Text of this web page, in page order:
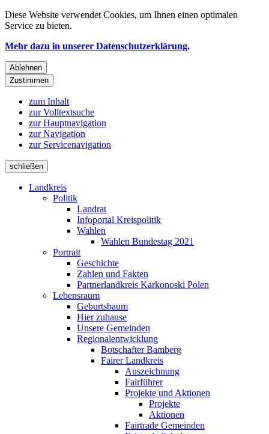
Diese Website verwendet Cookies, um Ihnen einen optimalen
Service zu bieten.
Mehr dazu in unserer Datenschutzerklärung.
Ablehnen
Zustimmen
zum Inhalt
zur Volltextsuche
zur Hauptnavigation
zur Navigation
zur Servicenavigation
schließen
Landkreis
Politik
Landrat
Infoportal Kreispolitik
Wahlen
Wahlen Bundestag 2021
Portrait
Geschichte
Zahlen und Fakten
Partnerlandkreis Karkonoski Polen
Lebensraum
Geburtsbaum
Hier zuhause
Unsere Gemeinden
Regionalentwicklung
Botschafter Bamberg
Fairer Landkreis
Auszeichnung
Fairführer
Projekte und Aktionen
Projekte
Aktionen
Fairtrade Gemeinden